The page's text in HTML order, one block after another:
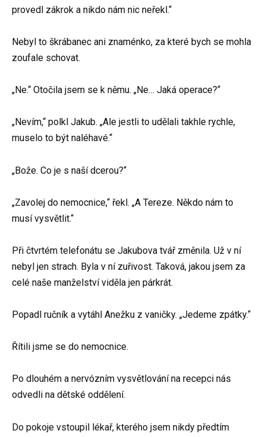
provedl zákrok a nikdo nám nic neřekl.“
Nebyl to škrábanec ani znaménko, za které bych se mohla
zoufale schovat.
„Ne.“ Otočila jsem se k němu. „Ne… Jaká operace?“
„Nevím,“ polkl Jakub. „Ale jestli to udělali takhle rychle,
muselo to být naléhavé.“
„Bože. Co je s naší dcerou?“
„Zavolej do nemocnice,“ řekl. „A Tereze. Někdo nám to
musí vysvětlit.“
Při čtvrtém telefonátu se Jakubova tvář změnila. Už v ní
nebyl jen strach. Byla v ní zuřivost. Taková, jakou jsem za
celé naše manželství viděla jen párkrát.
Popadl ručník a vytáhl Anežku z vaničky. „Jedeme zpátky.“
Řítili jsme se do nemocnice.
Po dlouhém a nervózním vysvětlování na recepci nás
odvedli na dětské oddělení.
Do pokoje vstoupil lékař, kterého jsem nikdy předtím